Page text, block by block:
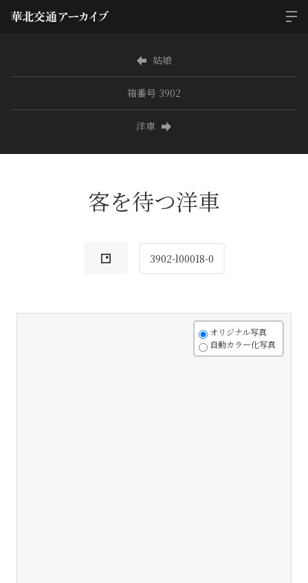
姑娘
箱番号 3902
洋車
客を待つ洋車
3902-l00018-0
オリジナル写真
自動カラー化写真